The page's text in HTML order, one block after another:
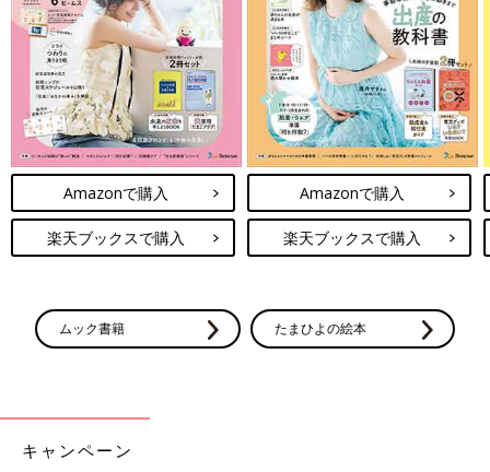
Amazonで購入
楽天ブックスで購入
Amazonで購入
楽天ブックスで購入
ムック書籍 たまひよの絵本
キャンペーン